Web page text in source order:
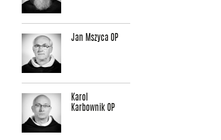
Jan Mszyca OP
Karol
Karbownik OP